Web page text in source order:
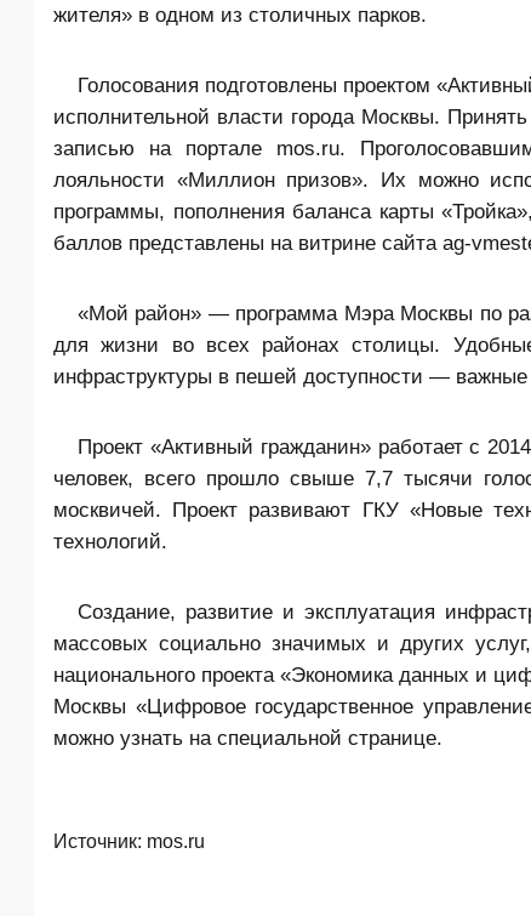
жителя» в одном из столичных парков.
Голосования подготовлены проектом
исполнительной власти города Москвы.
записью на портале mos.ru.
лояльности «Миллион призов». Их можно
программы, пополнения баланса карты
баллов представлены на витрине сайта ag-
«Мой район» — программа Мэра Москвы по
для жизни во всех районах столицы.
инфраструктуры в пешей доступности —
Проект «Активный гражданин» работает с
человек, всего прошло свыше 7,7 тысячи
москвичей. Проект развивают ГКУ «Новые
технологий.
Создание, развитие и эксплуатация
массовых социально значимых и других
национального проекта «Экономика данных и
Москвы «Цифровое государственное
можно узнать на специальной странице.
Источник: mos.ru